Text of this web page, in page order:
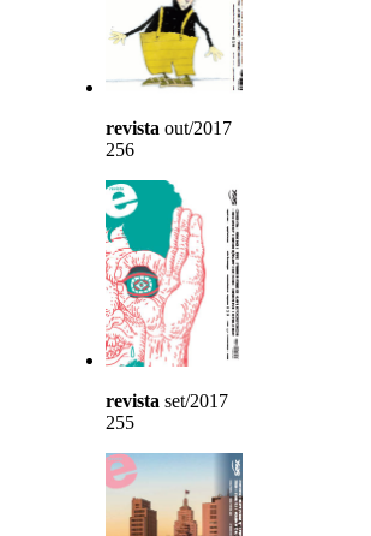
revista out/2017
256
revista set/2017
255